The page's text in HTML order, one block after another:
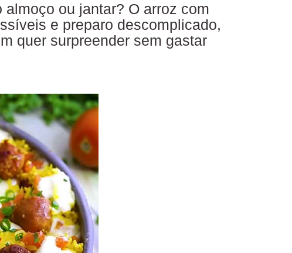
ou jantar? O arroz com
e preparo descomplicado,
quer surpreender sem gastar